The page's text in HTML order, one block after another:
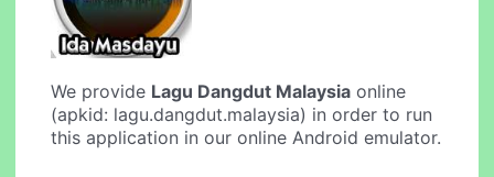
We provide Lagu Dangdut Malaysia online
(apkid: lagu.dangdut.malaysia) in order to run
this application in our online Android emulator.